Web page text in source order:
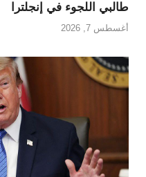
طالبي اللجوء في إنجلترا
أغسطس 7, 2026